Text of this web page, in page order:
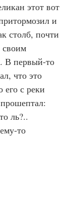
этот вот
и
столб, почти
своим
В первый-то
что это
его с реки
ль?..